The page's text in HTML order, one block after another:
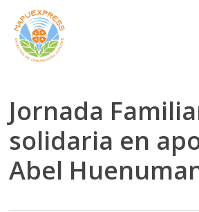
Skip
main
Jornada
solidaria en
Abel